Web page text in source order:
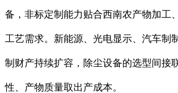
备，非标定制能力贴合西南农产物加工
工艺需求。新能源、光电显示、汽车制
制财产持续扩容，除尘设备的选型间接
性、产物质量取出产成本。